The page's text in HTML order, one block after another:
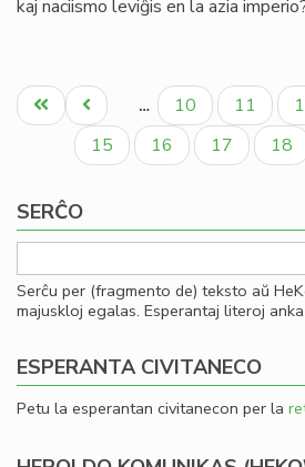
kaj naciismo leviĝis en la azia
Pagination
Unua
paĝo
Antaŭa
paĝo
… Paĝo
10 Paĝo
11
Paĝo
15 Paĝo
16 Paĝo
17 18
SERĈO
Serĉu per (fragmento de) teksto aŭ
majuskloj egalas. Esperantaj literoj
ESPERANTA CIVITANECO
Petu la esperantan civitanecon per la